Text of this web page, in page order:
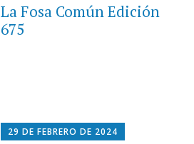
La Fosa Común Edición
675
29 DE FEBRERO DE 2024